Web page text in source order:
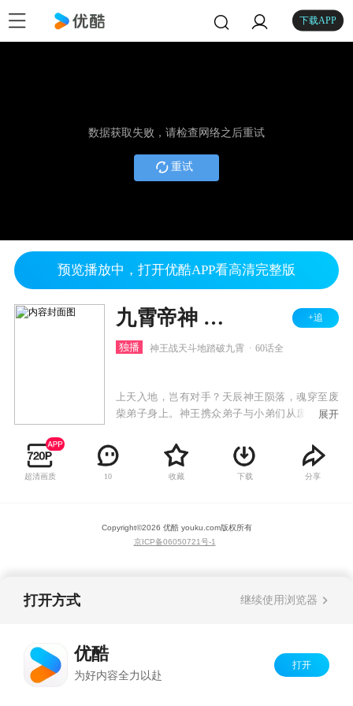
下载APP
数据获取失败，请检查网络之后重试
重试
预览播放中，打开优酷APP看高清完整版
九霄帝神 第3季 +追
独播 神王战天斗地踏破九霄 60话全
上天入地，岂有对手？天辰神王陨落，魂穿至废
柴弟子身上。神王携众弟子与小弟们从废墟中奋
发出霸气的最强音：待我回归九霄，必以神血开
苍天！
展开
超清画质 10 收藏 下载 分享
Copyright©2026 优酷 youku.com版权所有
京ICP备06050721号-1
打开方式 继续使用浏览器
优酷
为好内容全力以赴
打开